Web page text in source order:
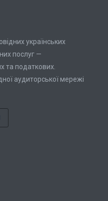
українських
послуг —
та податкових.
аудиторської мережі